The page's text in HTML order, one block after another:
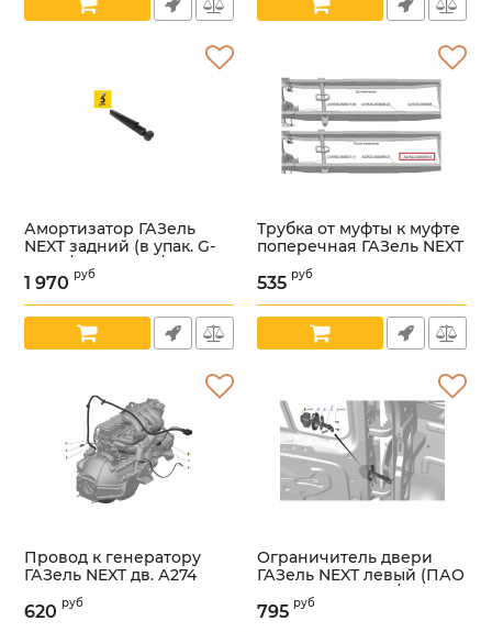
УТ000006100 УТ000006111
Амортизатор ГАЗель
NEXT задний (в упак. G-
Part) /GP.11281012/
Артикул: УТ000006108
1 970 руб
Трубка от муфты к муфте
поперечная ГАЗель NEXT
(ООО "НПО
"Автопромагрегат" ГАЗ
3506068-01/
УТ000005998
535 руб
Провод к генератору
ГАЗель NEXT дв. А274
Evotech (ООО
"Арзамасское ПО
620 руб
Ограничитель двери
ГАЗель NEXT левый (ПАО
"ГАЗ" Оригинал) /
А21R23.6106083-01/
795 руб